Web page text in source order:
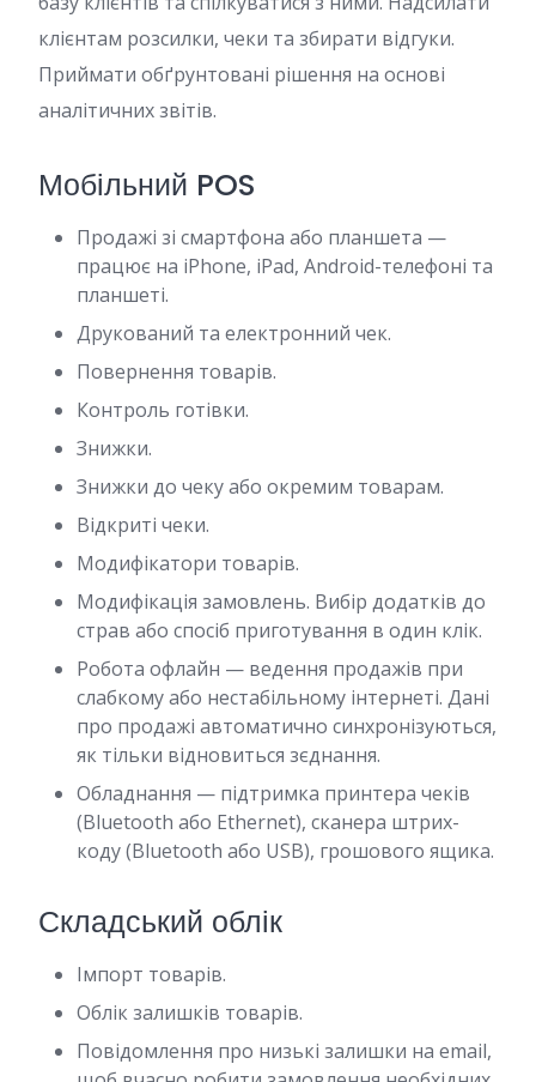
клієнтам розсилки, чеки та збирати відгуки.
Приймати обґрунтовані рішення на основі
аналітичних звітів.
Мобільний POS
Продажі зі смартфона або планшета —
працює на iPhone, iPad, Android-телефоні та
планшеті.
Друкований та електронний чек.
Повернення товарів.
Контроль готівки.
Знижки.
Знижки до чеку або окремим товарам.
Відкриті чеки.
Модифікатори товарів.
Модифікація замовлень. Вибір додатків до
страв або спосіб приготування в один клік.
Робота офлайн — ведення продажів при
слабкому або нестабільному інтернеті. Дані
про продажі автоматично синхронізуються,
як тільки відновиться зєднання.
Обладнання — підтримка принтера чеків
(Bluetooth або Ethernet), сканера штрих-
коду (Bluetooth або USB), грошового ящика.
Складський облік
Імпорт товарів.
Облік залишків товарів.
Повідомлення про низькі залишки на email,